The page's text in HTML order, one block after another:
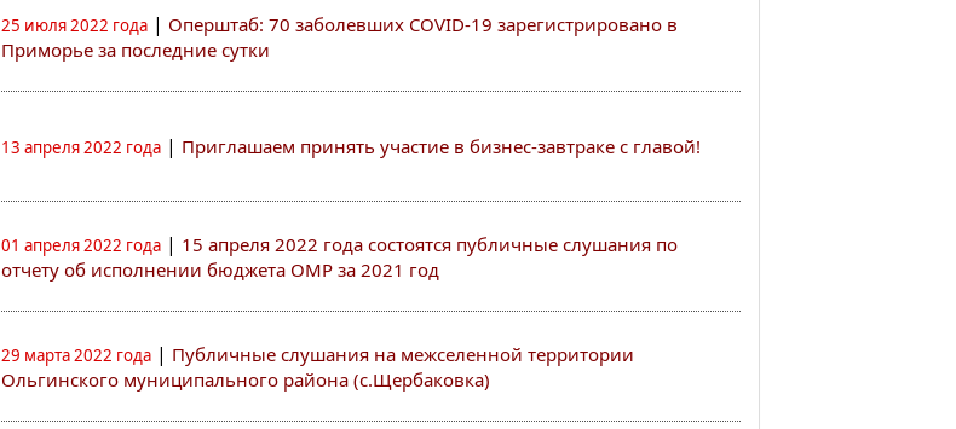
25 июля 2022 года | Оперштаб: 70 заболевших COVID-19 зарегистрировано в
Приморье за последние сутки
13 апреля 2022 года | Приглашаем принять участие в бизнес-завтраке с главой!
01 апреля 2022 года | 15 апреля 2022 года состоятся публичные слушания по
отчету об исполнении бюджета ОМР за 2021 год
29 марта 2022 года | Публичные слушания на межселенной территории
Ольгинского муниципального района (с.Щербаковка)